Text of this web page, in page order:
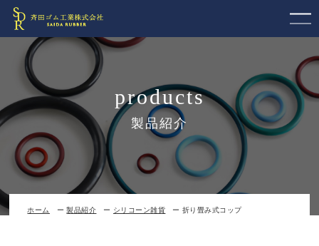
products
製品紹介
ホーム 製品紹介 シリコーン雑貨 折り畳み式コップ